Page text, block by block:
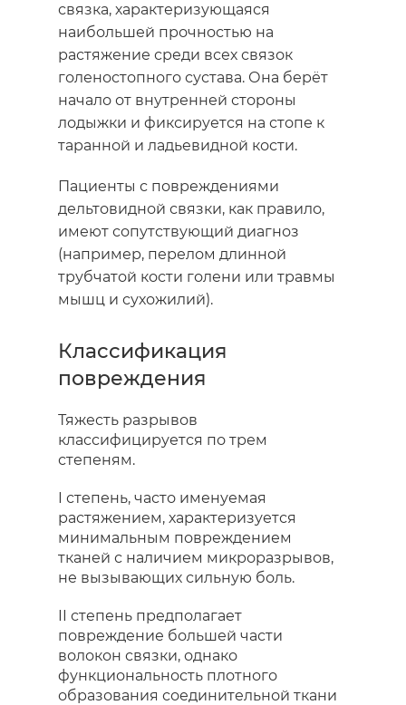
связка, характеризующаяся
наибольшей прочностью на
растяжение среди всех связок
голеностопного сустава. Она берёт
начало от внутренней стороны
лодыжки и фиксируется на стопе к
таранной и ладьевидной кости.
Пациенты с повреждениями
дельтовидной связки, как правило,
имеют сопутствующий диагноз
(например, перелом длинной
трубчатой кости голени или травмы
мышц и сухожилий).
Классификация
повреждения
Тяжесть разрывов
классифицируется по трем
степеням.
I степень, часто именуемая
растяжением, характеризуется
минимальным повреждением
тканей с наличием микроразрывов,
не вызывающих сильную боль.
II степень предполагает
повреждение большей части
волокон связки, однако
функциональность плотного
образования соединительной ткани